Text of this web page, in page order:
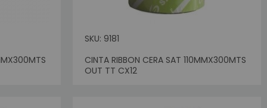
SKU: 9181
CINTA RIBBON CERA SAT 110MMX300MTS
OUT TT CX12